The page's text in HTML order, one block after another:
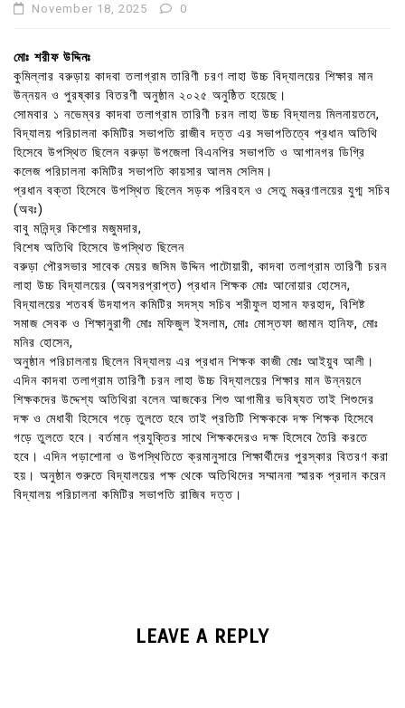
November 18, 2025 0
মোঃ শরীফ উদ্দিনঃ
কুমিল্লার বরুড়ায় কাদবা তলাগ্রাম তারিণী চরণ লাহা উচ্চ বিদ্যালয়ের শিক্ষার মান
উন্নয়ন ও পুরষ্কার বিতরণী অনুষ্ঠান ২০২৫ অনুষ্ঠিত হয়েছে।
সোমবার ১ নভেম্বর কাদবা তলাগ্রাম তারিণী চরন লাহা উচ্চ বিদ্যালয় মিলনায়তনে,
বিদ্যালয় পরিচালনা কমিটির সভাপতি রাজীব দত্ত এর সভাপতিত্বে প্রধান অতিথি
হিসেবে উপস্থিত ছিলেন বরুড়া উপজেলা বিএনপির সভাপতি ও আগানগর ডিগ্রি
কলেজ পরিচালনা কমিটির সভাপতি কায়সার আলম সেলিম।
প্রধান বক্তা হিসেবে উপস্থিত ছিলেন সড়ক পরিবহন ও সেতু মন্ত্রণালয়ের যুগ্ম সচিব
(অবঃ)
বাবু মনিন্দ্র কিশোর মজুমদার,
বিশেষ অতিথি হিসেবে উপস্থিত ছিলেন
বরুড়া পৌরসভার সাবেক মেয়র জসিম উদ্দিন পাটোয়ারী, কাদবা তলাগ্রাম তারিণী চরন
লাহা উচ্চ বিদ্যালয়ের (অবসরপ্রাপ্ত) প্রধান শিক্ষক মোঃ আনোয়ার হোসেন,
বিদ্যালয়ের শতবর্ষ উদযাপন কমিটির সদস্য সচিব শরীফুল হাসান ফরহাদ, বিশিষ্ট
সমাজ সেবক ও শিক্ষানুরাগী মোঃ মফিজুল ইসলাম, মোঃ মোস্তফা জামান হানিফ, মোঃ
মনির হোসেন,
অনুষ্ঠান পরিচালনায় ছিলেন বিদ্যালয় এর প্রধান শিক্ষক কাজী মোঃ আইয়ুব আলী।
এদিন কাদবা তলাগ্রাম তারিণী চরন লাহা উচ্চ বিদ্যালয়ের শিক্ষার মান উন্নয়নে
শিক্ষকদের উদ্দেশ্য অতিথিরা বলেন আজকের শিশু আগামীর ভবিষ্যত তাই শিশুদের
দক্ষ ও মেধাবী হিসেবে গড়ে তুলতে হবে তাই প্রতিটি শিক্ষককে দক্ষ শিক্ষক হিসেবে
গড়ে তুলতে হবে। বর্তমান প্রযুক্তির সাথে শিক্ষকদেরও দক্ষ হিসেবে তৈরি করতে
হবে। এদিন পড়াশোনা ও উপস্থিতিতে ক্রমানুসারে শিক্ষার্থীদের পুরস্কার বিতরণ করা
হয়। অনুষ্ঠান শুরুতে বিদ্যালয়ের পক্ষ থেকে অতিথিদের সম্মাননা স্মারক প্রদান করেন
বিদ্যালয় পরিচালনা কমিটির সভাপতি রাজিব দত্ত।
LEAVE A REPLY